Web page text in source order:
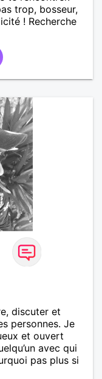
trop, bosseur,
! Recherche
discuter et
personnes. Je
et ouvert
avec qui
pas plus si